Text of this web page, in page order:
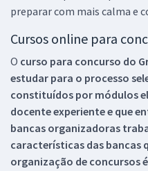
preparar com mais calma e
Cursos online para
O curso para concurso do
estudar para o processo
constituídos por módulos
docente experiente e que
bancas organizadoras
características das bancas
organização de concursos